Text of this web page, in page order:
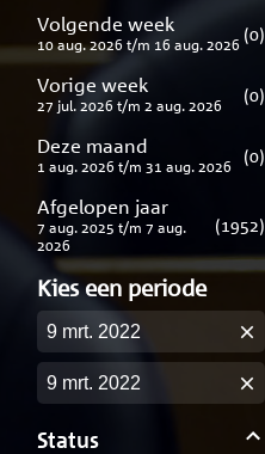
Volgende week
10 aug. 2026 t/m 16 aug. 2026
(0)
Vorige week
27 jul. 2026 t/m 2 aug. 2026
(0)
Deze maand
1 aug. 2026 t/m 31 aug. 2026
(0)
Afgelopen jaar
7 aug. 2025 t/m 7 aug.
2026
(1952)
Kies een periode
Startdatum
Einddatum
Status